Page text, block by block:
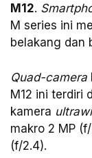
M12.
M series ini
belakang dan
Quad-camera
M12 ini terdiri
kamera
makro 2 MP
(f/2.4).